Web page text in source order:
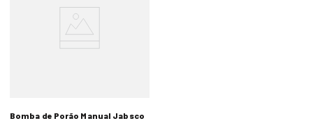
Bomba de Porão Manual Jabsco